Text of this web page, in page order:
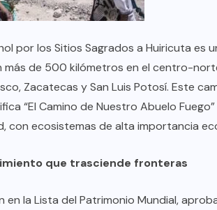
por los Sitios Sagrados a Huiricuta
más de 500 kilómetros en el centro-
Zacatecas y San Luis Potosí. Este
“El Camino de Nuestro Abuelo
con ecosistemas de alta importancia
que trasciende fronteras
en la Lista del Patrimonio Mundial,
MÉXICO
NOTICIAS
MILAGRO BOHEMIO:
EN BANCARROTA
DE PLANEACIÓN